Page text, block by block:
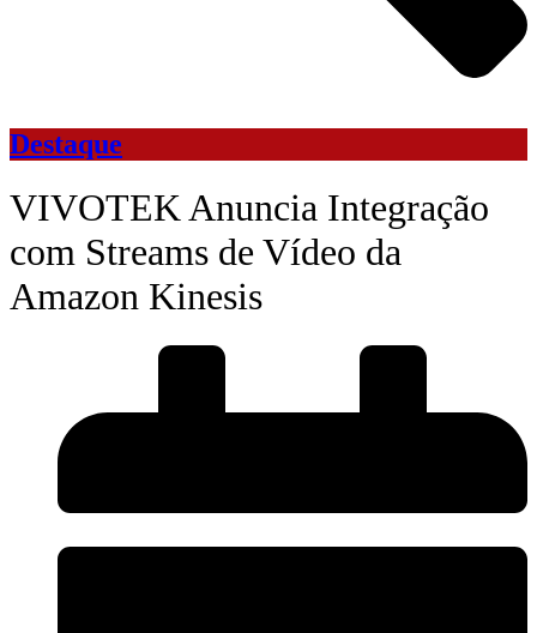
Destaque
VIVOTEK Anuncia Integração
com Streams de Vídeo da
Amazon Kinesis